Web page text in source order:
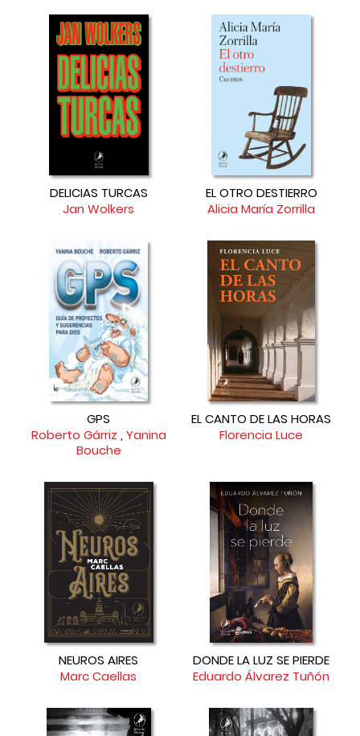
DELICIAS TURCAS
Jan Wolkers
EL OTRO DESTIERRO
Alicia María Zorrilla
GPS
Roberto Gárriz , Yanina
Bouche
EL CANTO DE LAS HORAS
Florencia Luce
NEUROS AIRES
Marc Caellas
DONDE LA LUZ SE PIERDE
Eduardo Álvarez Tuñón